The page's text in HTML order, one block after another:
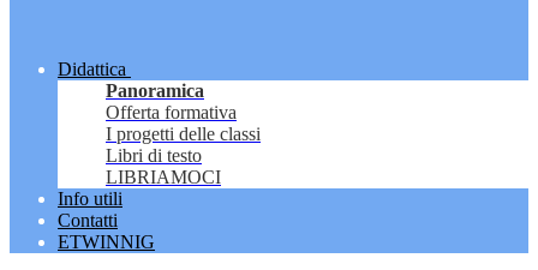
Didattica
Panoramica
Offerta formativa
I progetti delle classi
Libri di testo
LIBRIAMOCI
Info utili
Contatti
ETWINNIG